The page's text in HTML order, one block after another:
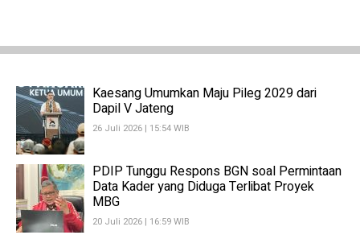
Kaesang Umumkan Maju Pileg 2029 dari
Dapil V Jateng
26 Juli 2026 | 15:54 WIB
PDIP Tunggu Respons BGN soal Permintaan
Data Kader yang Diduga Terlibat Proyek
MBG
20 Juli 2026 | 16:59 WIB